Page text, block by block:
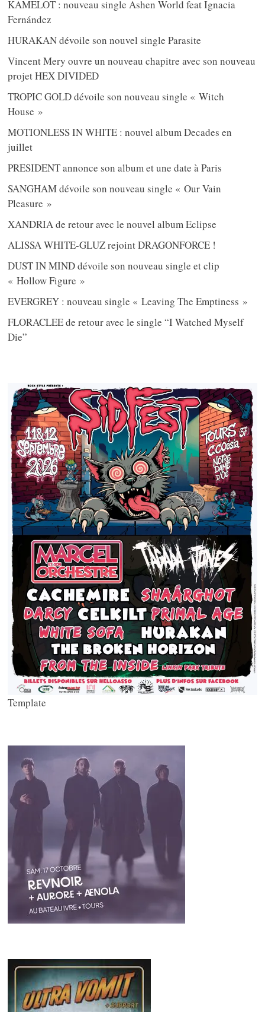
KAMELOT : nouveau single Ashen World feat Ignacia
Fernández
HURAKAN dévoile son nouvel single Parasite
Vincent Mery ouvre un nouveau chapitre avec son nouveau
projet HEX DIVIDED
TROPIC GOLD dévoile son nouveau single « Witch
House »
MOTIONLESS IN WHITE : nouvel album Decades en
juillet
PRESIDENT annonce son album et une date à Paris
SANGHAM dévoile son nouveau single « Our Vain
Pleasure »
XANDRIA de retour avec le nouvel album Eclipse
ALISSA WHITE-GLUZ rejoint DRAGONFORCE !
DUST IN MIND dévoile son nouveau single et clip
« Hollow Figure »
EVERGREY : nouveau single « Leaving The Emptiness »
FLORACLEE de retour avec le single “I Watched Myself
Die”
Template